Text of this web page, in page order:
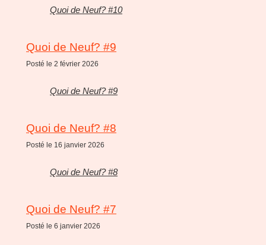
Quoi de Neuf? #10
Quoi de Neuf? #9
Posté le 2 février 2026
Quoi de Neuf? #9
Quoi de Neuf? #8
Posté le 16 janvier 2026
Quoi de Neuf? #8
Quoi de Neuf? #7
Posté le 6 janvier 2026